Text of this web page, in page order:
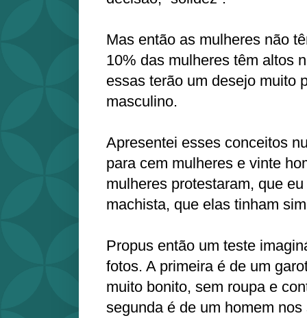
Mas então as mulheres não
10% das mulheres têm altos
essas terão um desejo muito
masculino.
Apresentei esses conceitos
para cem mulheres e vinte
mulheres protestaram, que
machista, que elas tinham
Propus então um teste
fotos. A primeira é de um
muito bonito, sem roupa e
segunda é de um homem